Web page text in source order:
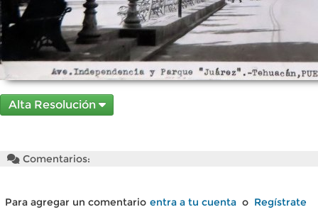
Alta Resolución
Comentarios:
Para agregar un comentario entra a tu cuenta o Regístrate